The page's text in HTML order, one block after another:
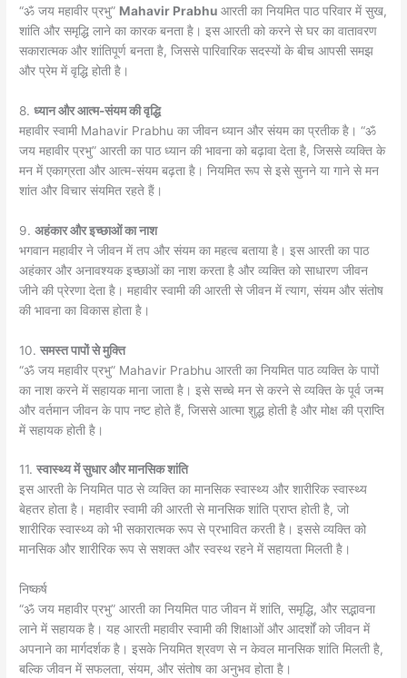
“ॐ जय महावीर प्रभु” Mahavir Prabhuआरती का नियमित पाठ परिवार में सुख,
शांति और समृद्धि लाने का कारक बनता है। इस आरती को करने से घर का वातावरण
सकारात्मक और शांतिपूर्ण बनता है, जिससे पारिवारिक सदस्यों के बीच आपसी समझ
और प्रेम में वृद्धि होती है।
8.ध्यान और आत्म-संयम की वृद्धि
महावीर स्वामी Mahavir Prabhu का जीवन ध्यान और संयम का प्रतीक है। “ॐ
जय महावीर प्रभु” आरती का पाठ ध्यान की भावना को बढ़ावा देता है, जिससे व्यक्ति के
मन में एकाग्रता और आत्म-संयम बढ़ता है। नियमित रूप से इसे सुनने या गाने से मन
शांत और विचार संयमित रहते हैं।
9.अहंकार और इच्छाओं का नाश
भगवान महावीर ने जीवन में तप और संयम का महत्व बताया है। इस आरती का पाठ
अहंकार और अनावश्यक इच्छाओं का नाश करता है और व्यक्ति को साधारण जीवन
जीने की प्रेरणा देता है। महावीर स्वामी की आरती से जीवन में त्याग, संयम और संतोष
की भावना का विकास होता है।
10.समस्त पापों से मुक्ति
“ॐ जय महावीर प्रभु” Mahavir Prabhu आरती का नियमित पाठ व्यक्ति के पापों
का नाश करने में सहायक माना जाता है। इसे सच्चे मन से करने से व्यक्ति के पूर्व जन्म
और वर्तमान जीवन के पाप नष्ट होते हैं, जिससे आत्मा शुद्ध होती है और मोक्ष की प्राप्ति
में सहायक होती है।
11.स्वास्थ्य में सुधार और मानसिक शांति
इस आरती के नियमित पाठ से व्यक्ति का मानसिक स्वास्थ्य और शारीरिक स्वास्थ्य
बेहतर होता है। महावीर स्वामी की आरती से मानसिक शांति प्राप्त होती है, जो
शारीरिक स्वास्थ्य को भी सकारात्मक रूप से प्रभावित करती है। इससे व्यक्ति को
मानसिक और शारीरिक रूप से सशक्त और स्वस्थ रहने में सहायता मिलती है।
निष्कर्ष
“ॐ जय महावीर प्रभु” आरती का नियमित पाठ जीवन में शांति, समृद्धि, और सद्भावना
लाने में सहायक है। यह आरती महावीर स्वामी की शिक्षाओं और आदर्शों को जीवन में
अपनाने का मार्गदर्शक है। इसके नियमित श्रवण से न केवल मानसिक शांति मिलती है,
बल्कि जीवन में सफलता, संयम, और संतोष का अनुभव होता है।